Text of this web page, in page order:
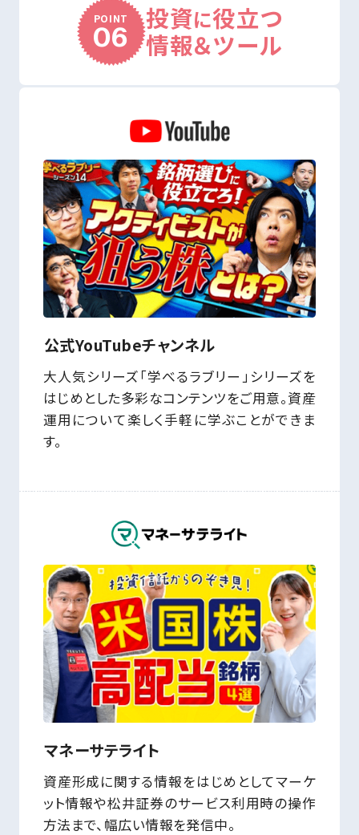
POINT
06
投資に役立つ
情報＆ツール
公式YouTubeチャンネル
大人気シリーズ「学べるラブリー」シリーズを
はじめとした多彩なコンテンツをご用意。資産
運用について楽しく手軽に学ぶことができま
す。
マネーサテライト
資産形成に関する情報をはじめとしてマーケ
ット情報や松井証券のサービス利用時の操作
方法まで、幅広い情報を発信中。